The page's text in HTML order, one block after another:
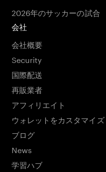
2026年のサッカーの試合
会社
会社概要
Security
国際配送
再販業者
アフィリエイト
ウォレットをカスタマイズ
ブログ
News
学習ハブ